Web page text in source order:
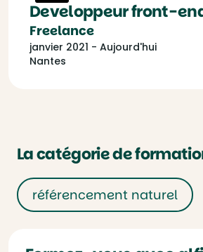
Developpeur front-
Freelance
janvier 2021 - Aujourd'hui
Nantes
La catégorie de
référencement naturel